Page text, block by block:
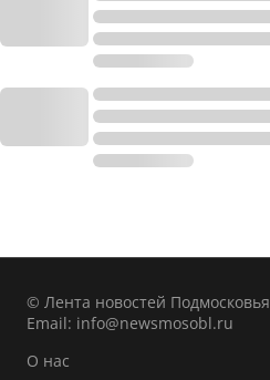
© Лента новостей Подмосковья
Email: info@newsmosobl.ru
О нас